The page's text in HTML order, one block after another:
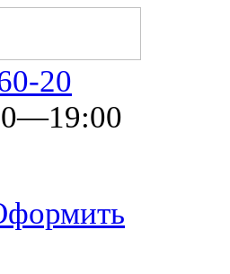
20